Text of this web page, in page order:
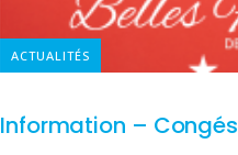
ACTUALITÉS
Information – Congés